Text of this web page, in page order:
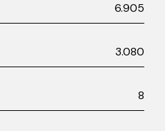
6.905
3.080
8